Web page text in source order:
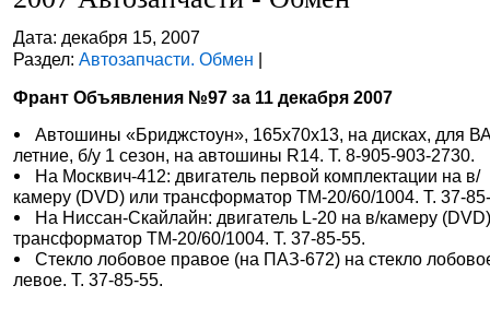
Дата: декабря 15, 2007
Раздел:Автозапчасти. Обмен |
Франт Объявления №97 за 11 декабря 2007
Автошины «Бриджстоун», 165х70х13, на дисках, для
летние, б/у 1 сезон, на автошины R14. Т. 8-905-903-2730.
На Москвич-412: двигатель первой комплектации на в/
камеру (DVD) или трансформатор ТМ-20/60/1004. Т. 37-
На Ниссан-Скайлайн: двигатель L-20 на в/камеру
трансформатор ТМ-20/60/1004. Т. 37-85-55.
Стекло лобовое правое (на ПАЗ-672) на стекло
левое. Т. 37-85-55.